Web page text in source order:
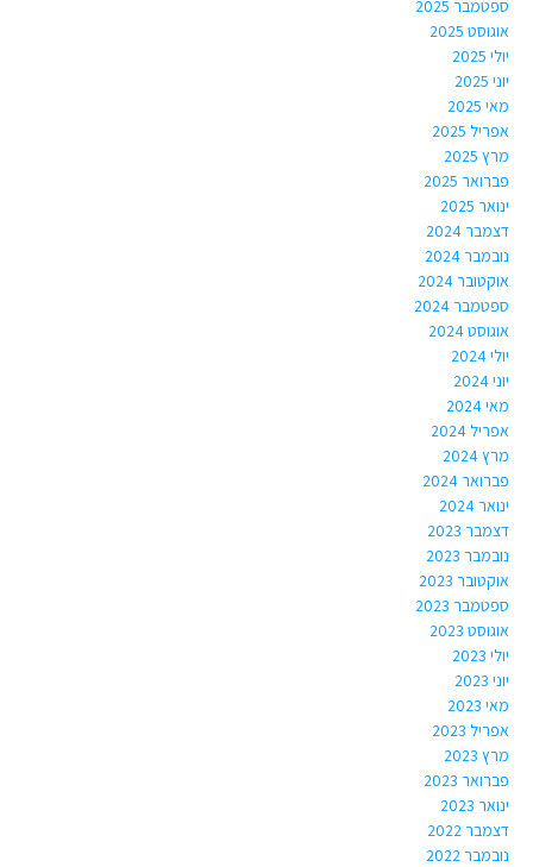
ספטמבר 2025
אוגוסט 2025
יולי 2025
יוני 2025
מאי 2025
אפריל 2025
מרץ 2025
פברואר 2025
ינואר 2025
דצמבר 2024
נובמבר 2024
אוקטובר 2024
ספטמבר 2024
אוגוסט 2024
יולי 2024
יוני 2024
מאי 2024
אפריל 2024
מרץ 2024
פברואר 2024
ינואר 2024
דצמבר 2023
נובמבר 2023
אוקטובר 2023
ספטמבר 2023
אוגוסט 2023
יולי 2023
יוני 2023
מאי 2023
אפריל 2023
מרץ 2023
פברואר 2023
ינואר 2023
דצמבר 2022
נובמבר 2022